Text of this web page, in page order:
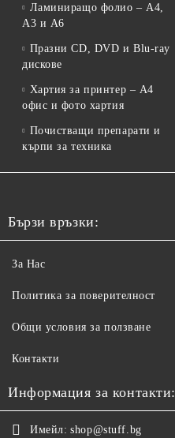
Ламиниращо фолио – A4,
A3 и A6
Празни CD, DVD и Blu-ray
дискове
Хартия за принтер – A4
офис и фото хартия
Почистващи препарати и
кърпи за техника
Бързи връзки:
За Нас
Политика за поверителност
Общи условия за ползване
Контакти
Информация за контакти:
Имейл: shop@stuff.bg